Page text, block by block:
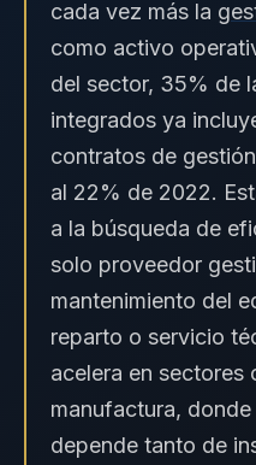
cada vez más la
como activo
del sector, 35% de
integrados ya
contratos de
al 22% de 2022.
a la búsqueda de
solo proveedor
mantenimiento del
reparto o servicio
acelera en sectores
manufactura,
depende tanto de